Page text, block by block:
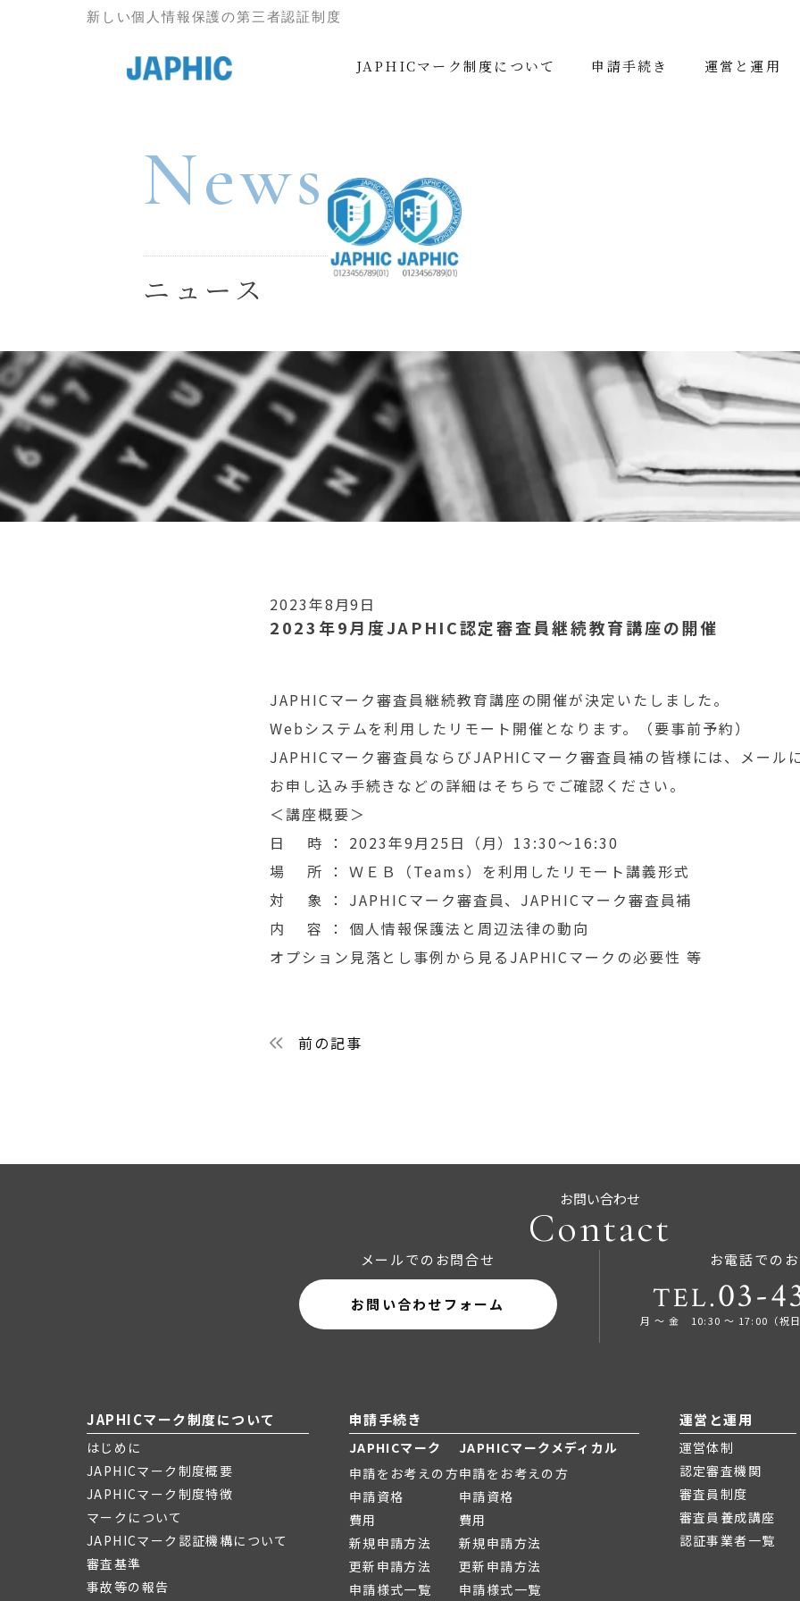
新しい個人情報保護の第三者認証制度
JAPHICマーク制度について 申請手続き 運営と運用
News
ニュース
2023年8月9日
2023年9月度JAPHIC認定審査員継続教育講座の開催
JAPHICマーク審査員継続教育講座の開催が決定いたしました。
Webシステムを利用したリモート開催となります。（要事前予約）
JAPHICマーク審査員ならびJAPHICマーク審査員補の皆様には、メール
お申し込み手続きなどの詳細はそちらでご確認ください。
＜講座概要＞
日 時 ： 2023年9月25日（月）13:30～16:30
場 所 ： ＷＥＢ（Teams）を利用したリモート講義形式
対 象 ： JAPHICマーク審査員、JAPHICマーク審査員補
内 容 ： 個人情報保護法と周辺法律の動向
オプション見落とし事例から見るJAPHICマークの必要性 等
投稿ナビゲーション
前の記事
お問い合わせ
Contact
メールでのお問合せ
お問い合わせフォーム
お電話での
TEL.03-
月 ～ 金 10:30 ～ 17:00（祝
JAPHICマーク制度について
はじめに
JAPHICマーク制度概要
JAPHICマーク制度特徴
マークについて
JAPHICマーク認証機構について
審査基準
事故等の報告
申請手続き
JAPHICマーク
申請をお考えの方
申請資格
費用
新規申請方法
更新申請方法
申請様式一覧
JAPHICマークメディカル
申請をお考えの方
申請資格
費用
新規申請方法
更新申請方法
申請様式一覧
運営と運用
運営体制
認定審査機関
審査員制度
審査員養成講座
認証事業者一覧